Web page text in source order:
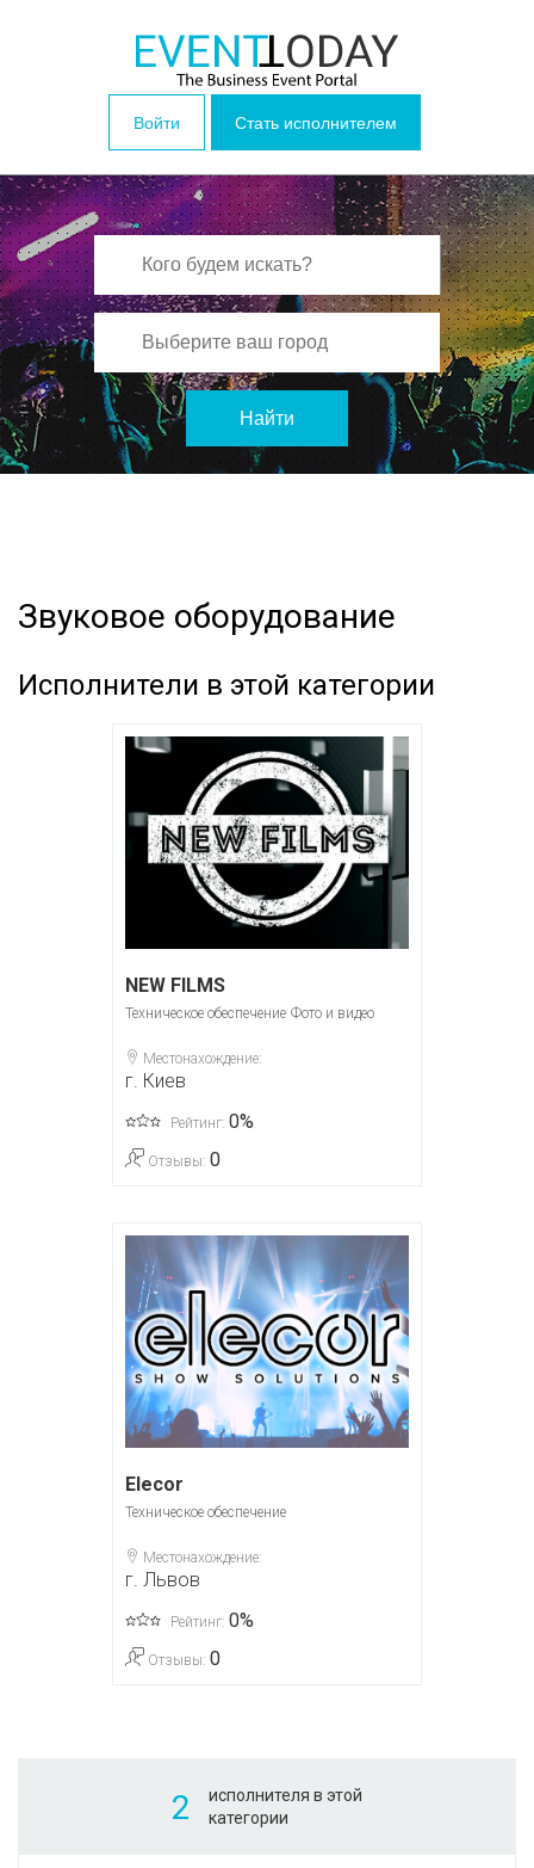
Войти Стать исполнителем
Найти
Звуковое оборудование
Исполнители в этой категории
NEW FILMS
Техническое обеспечение Фото и видео
Местонахождение:
г. Киев
Рейтинг: 0%
Отзывы: 0
Elecor
Техническое обеспечение
Местонахождение:
г. Львов
Рейтинг: 0%
Отзывы: 0
2
исполнителя в этой
категории